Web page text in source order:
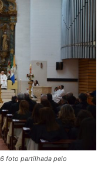
foto partilhada pelo